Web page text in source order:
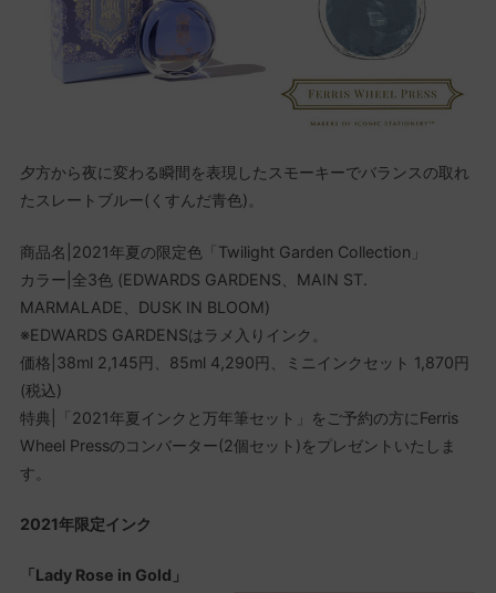
夕方から夜に変わる瞬間を表現したスモーキーでバランスの取れ
たスレートブルー(くすんだ青色)。
商品名|2021年夏の限定色「Twilight Garden Collection」
カラー|全3⾊ (EDWARDS GARDENS、MAIN ST.
MARMALADE、DUSK IN BLOOM)
※EDWARDS GARDENSはラメ入りインク。
価格|38ml 2,145円、85ml 4,290円、ミニインクセット 1,870円
(税込)
特典|「2021年夏インクと万年筆セット」をご予約の方にFerris
Wheel Pressのコンバーター(2個セット)をプレゼントいたしま
す。
2021年限定インク
「Lady Rose in Gold」